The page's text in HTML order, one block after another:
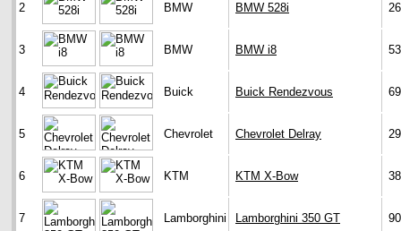
2 BMW BMW 528i
3 BMW BMW i8
4 Buick Buick Rendezvous
5 Chevrolet Chevrolet Delray
6 KTM KTM X-Bow
7 Lamborghini Lamborghini 350 GT